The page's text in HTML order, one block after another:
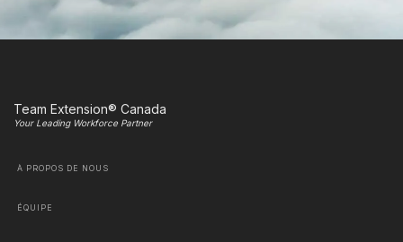
Team Extension® Canada
Your Leading Workforce Partner
À PROPOS DE NOUS
ÉQUIPE